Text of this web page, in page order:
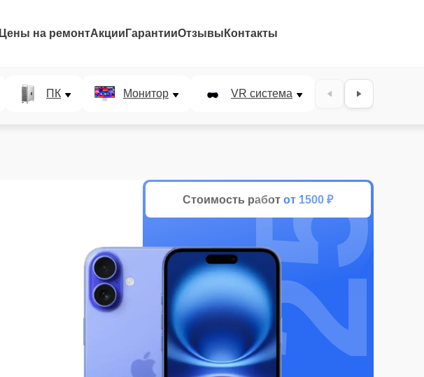
Цены на ремонтАкции ГарантииОтзывы Контакты
ПК Монитор VR система Наушники
Стоимость работ от 1500 ₽
25%